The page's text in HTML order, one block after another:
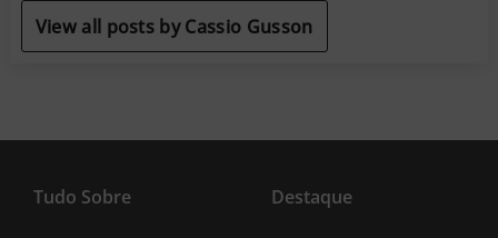
View all posts by Cassio Gusson
Tudo Sobre Destaque